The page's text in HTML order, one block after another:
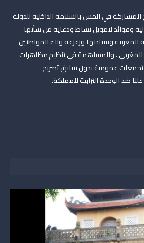
في المس بالسلامة الداخلية للدولة
وفوائد لتمويل نشاط ودعاية من شأنها
وسيادتها وزعزعة ولاء المواطنين
، والمساهمة في تنظيم مظاهرات
عمومية بدون سابق تصريح
ضد الوحدة الترابية للمملكة.